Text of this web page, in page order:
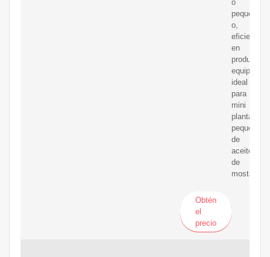
o
peque?
o,
eficiente
en
equipo
ideal
para
mini
plantas
pequeñas
de
aceite
de
mostaza.
Obtén
el
precio